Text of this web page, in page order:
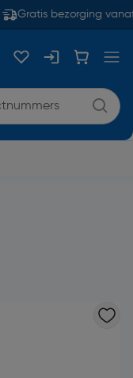
Gratis bezorging vanaf